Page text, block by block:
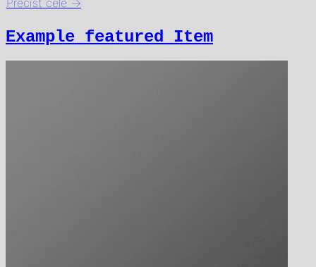
Přečíst celé →
Example featured Item